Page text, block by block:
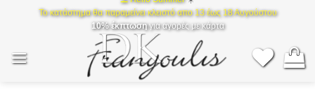
Το κατάστημα θα παραμείνει κλειστό απο 13 έως 18 Αυγούστου
10% έκπτωσηγια αγορές με κάρτα